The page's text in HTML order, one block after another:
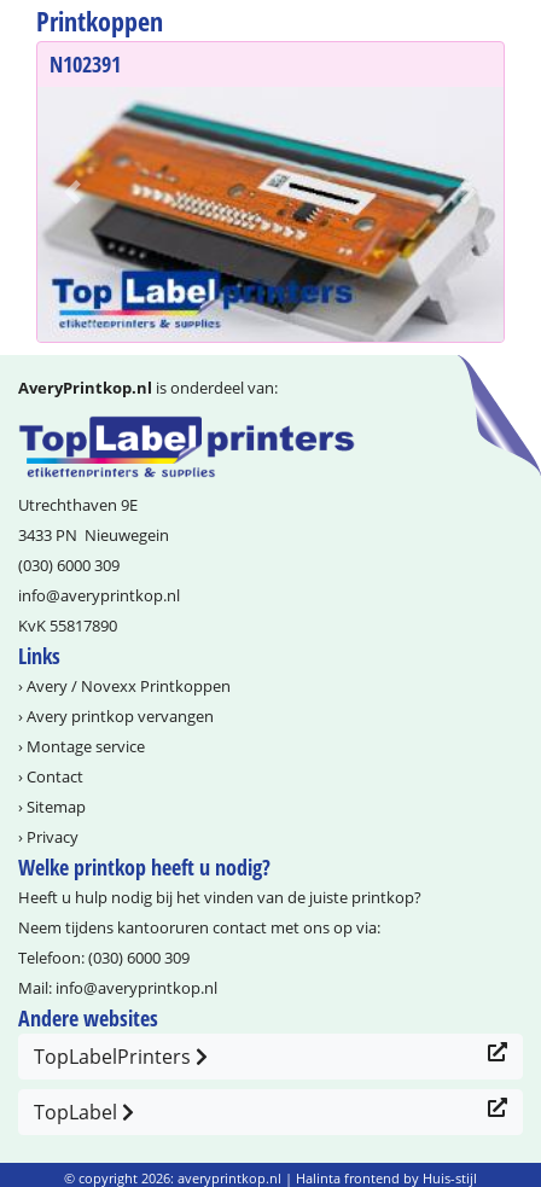
Printkoppen
N102391
Previous Next
AveryPrintkop.nl is onderdeel van:
Utrechthaven 9E
3433 PN Nieuwegein
(030) 6000 309
info@­averyprintkop.nl
KvK 55817890
Links
›Avery / Novexx Printkoppen
›Avery printkop vervangen
› Montage service
›Contact
›Sitemap
› Privacy
Welke printkop heeft u nodig?
Heeft u hulp nodig bij het vinden van de juiste printkop?
Neem tijdens kantooruren contact met ons op via:
Telefoon:(030) 6000 309
Mail: info@­averyprintkop.nl
Andere websites
TopLabelPrinters
TopLabel
© copyright 2026: averyprintkop.nl | Halinta frontend by Huis-stijl